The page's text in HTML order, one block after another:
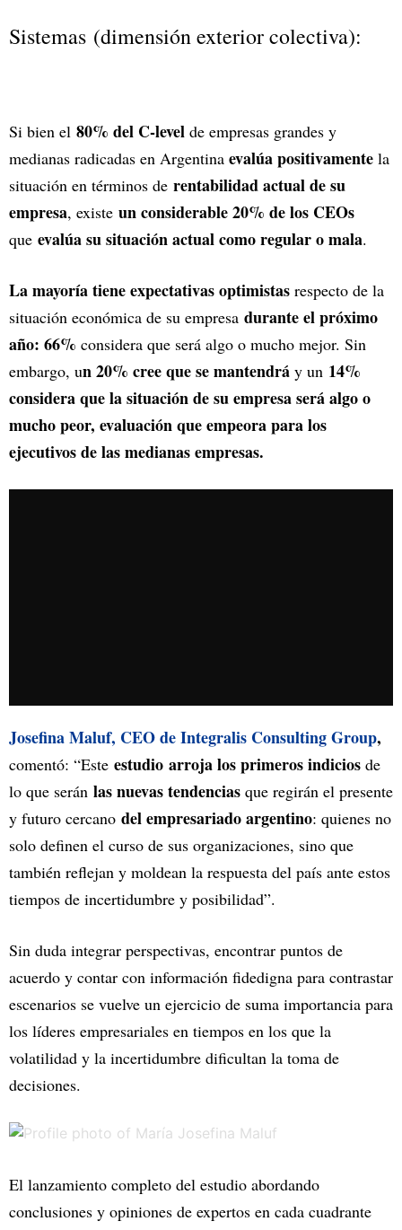
Sistemas (dimensión exterior colectiva):
Si bien el 80% del C-level de empresas grandes y
medianas radicadas en Argentina evalúa positivamente la
situación en términos de rentabilidad actual de su
empresa, existe un considerable 20% de los CEOs
que evalúa su situación actual como regular o mala.
La mayoría tiene expectativas optimistas respecto de la
situación económica de su empresa durante el próximo
año: 66% considera que será algo o mucho mejor. Sin
embargo, un 20% cree que se mantendrá y un 14%
considera que la situación de su empresa será algo o
mucho peor, evaluación que empeora para los
ejecutivos de las medianas empresas.
Josefina Maluf, CEO de Integralis Consulting Group,
comentó: “Este estudio arroja los primeros indicios de
lo que serán las nuevas tendencias que regirán el presente
y futuro cercano del empresariado argentino: quienes no
solo definen el curso de sus organizaciones, sino que
también reflejan y moldean la respuesta del país ante estos
tiempos de incertidumbre y posibilidad”.
Sin duda integrar perspectivas, encontrar puntos de
acuerdo y contar con información fidedigna para contrastar
escenarios se vuelve un ejercicio de suma importancia para
los líderes empresariales en tiempos en los que la
volatilidad y la incertidumbre dificultan la toma de
decisiones.
El lanzamiento completo del estudio abordando
conclusiones y opiniones de expertos en cada cuadrante